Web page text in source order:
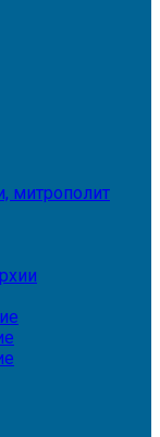
митрополит